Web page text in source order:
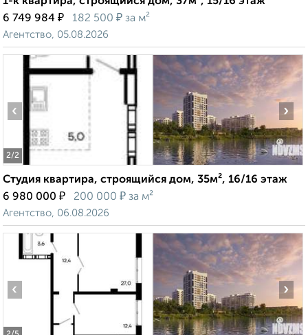
6 749 984 ₽ 182 500 ₽ за м²
Агентство, 05.08.2026
2/2
‹ ›
Студия квартира, строящийся дом, 35м², 16/16 этаж
6 980 000 ₽ 200 000 ₽ за м²
Агентство, 06.08.2026
‹ ›